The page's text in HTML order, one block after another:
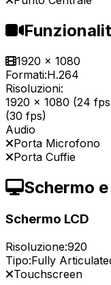
1920 x 1080
Formati:H.264
Risoluzioni:
1920 x 1080 (24
(30 fps)
Audio
Porta Microfono
Porta Cuffie
Schermo
Schermo LCD
Risoluzione:920
Tipo:Fully
Touchscreen